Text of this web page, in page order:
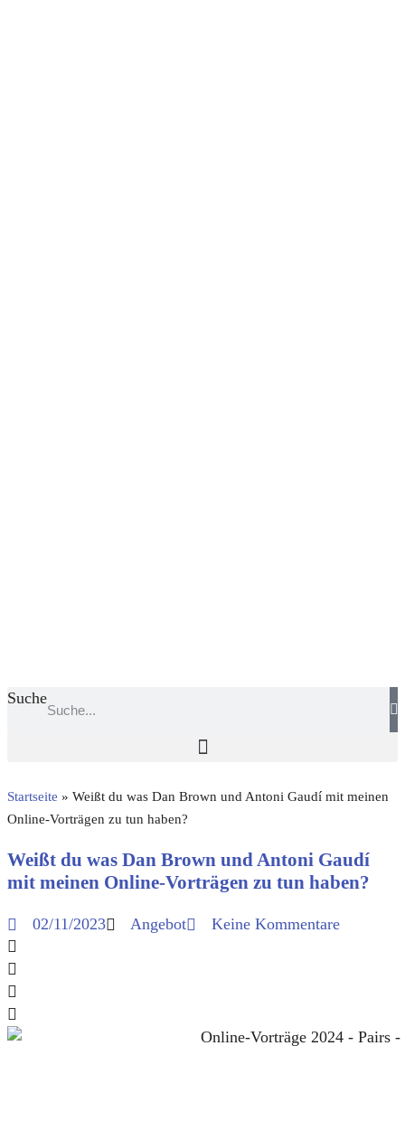
Suche
Startseite » Weißt du was Dan Brown und Antoni Gaudí mit meinen
Online-Vorträgen zu tun haben?
Weißt du was Dan Brown und Antoni Gaudí
mit meinen Online-Vorträgen zu tun haben?
02/11/2023 Angebot Keine Kommentare